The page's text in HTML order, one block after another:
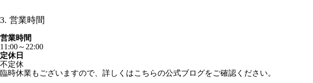
3. 営業時間
営業時間
11:00～22:00
定休日
不定休
臨時休業もございますので、詳しくはこちらの公式ブログをご確認ください。